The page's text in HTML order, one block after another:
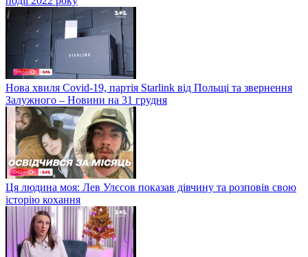
Нова хвиля Covid-19, партія Starlink від Польщі та звернення
Залужного – Новини на 31 грудня
Ця людина моя: Лев Улєсов показав дівчину та розповів свою
історію кохання